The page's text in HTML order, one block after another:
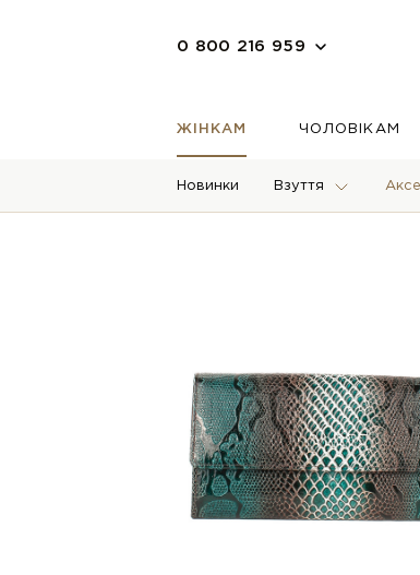
0 800 216 959
ЖІНКАМ ЧОЛОВІКАМ
Новинки Взуття